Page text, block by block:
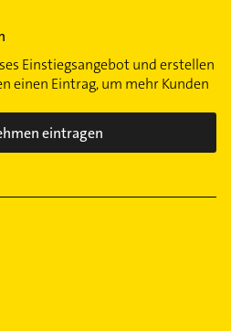
Einstiegsangebot und erstellen
einen Eintrag, um mehr Kunden
eintragen